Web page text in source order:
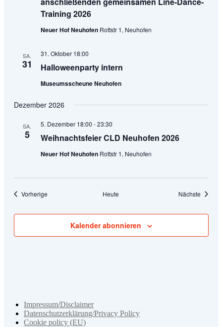
Training 2026
Neuer Hof Neuhofen Rottstr 1, Neuhofen
SA.
31 Halloweenparty intern
31. Oktober 18:00
Museumsscheune Neuhofen
Dezember 2026
SA.
5 Weihnachtsfeier CLD Neuhofen 2026
5. Dezember 18:00 -23:30
Neuer Hof Neuhofen Rottstr 1, Neuhofen
VorherigeVeranstaltungen Heute Nächste
Kalender abonnieren
Impressum/Disclaimer
Datenschutzerklärung/Privacy Policy
Cookie policy (EU)